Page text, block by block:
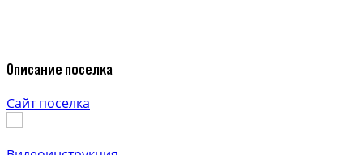
Описание поселка
Сайт поселка